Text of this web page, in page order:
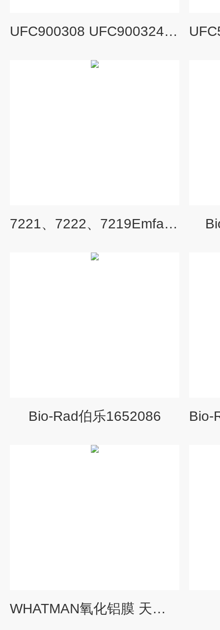
UFC900308 UFC900324Millipore超滤离心管UFC903008 UFC903024 UFC903096 天燃气滤芯
7221、7222、7219Emfab过滤膜TX40HI20-WW（PALL
Bio-Rad伯乐1652086
WHATMAN氧化铝膜 天燃气滤芯